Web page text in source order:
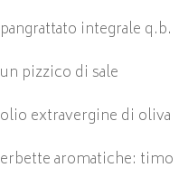
pangrattato integrale q.b.
un pizzico di sale
olio extravergine di oliva
erbette aromatiche: timo